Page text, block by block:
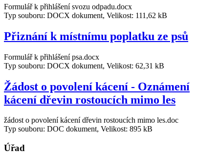
Formulář k přihlášení svozu odpadu.docx
Typ souboru: DOCX dokument, Velikost: 111,62 kB
Přiznání k místnímu poplatku ze psů
Formulář k přihlášení psa.docx
Typ souboru: DOCX dokument, Velikost: 62,31 kB
Žádost o povolení kácení - Oznámení
kácení dřevin rostoucích mimo les
žádost o povolení kácení dřevin rostoucích mimo les.doc
Typ souboru: DOC dokument, Velikost: 895 kB
Úřad